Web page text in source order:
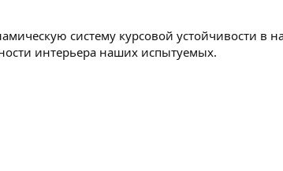
систему курсовой устойчивости
интерьера наших испытуемых.